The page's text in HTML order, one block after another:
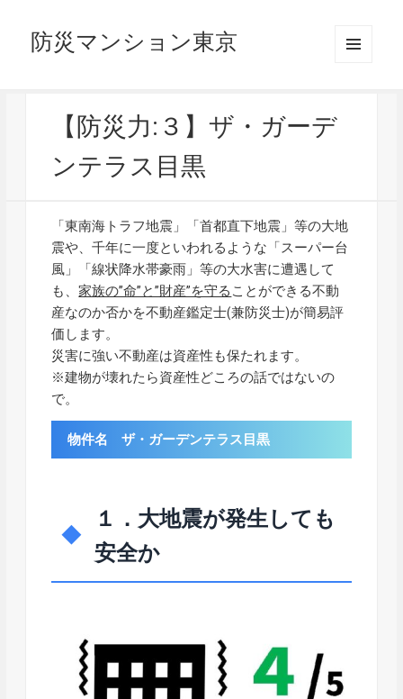
防災マンション東京
【防災力:３】ザ・ガーデ
ンテラス目黒
「東南海トラフ地震」「首都直下地震」等の大地
震や、千年に一度といわれるような「スーパー台
風」「線状降水帯豪雨」等の大水害に遭遇して
も、家族の”命”と”財産”を守る ことができる不動
産なのか否かを不動産鑑定士(兼防災士)が簡易評
価します。
災害に強い不動産は資産性も保たれます。
※建物が壊れたら資産性どころの話ではないの
で。
物件名 ザ・ガーデンテラス目黒
１．大地震が発生しても
安全か